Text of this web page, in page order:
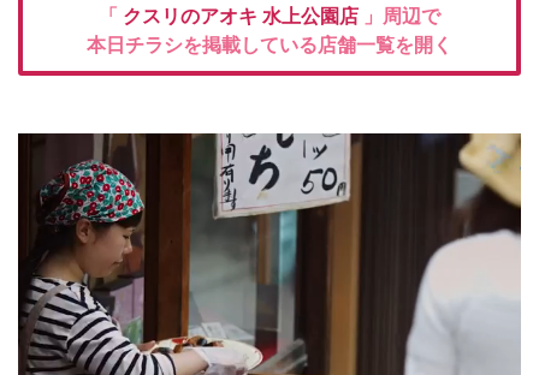
「 クスリのアオキ 水上公園店 」周辺で
本日チラシを掲載している店舗一覧を開く